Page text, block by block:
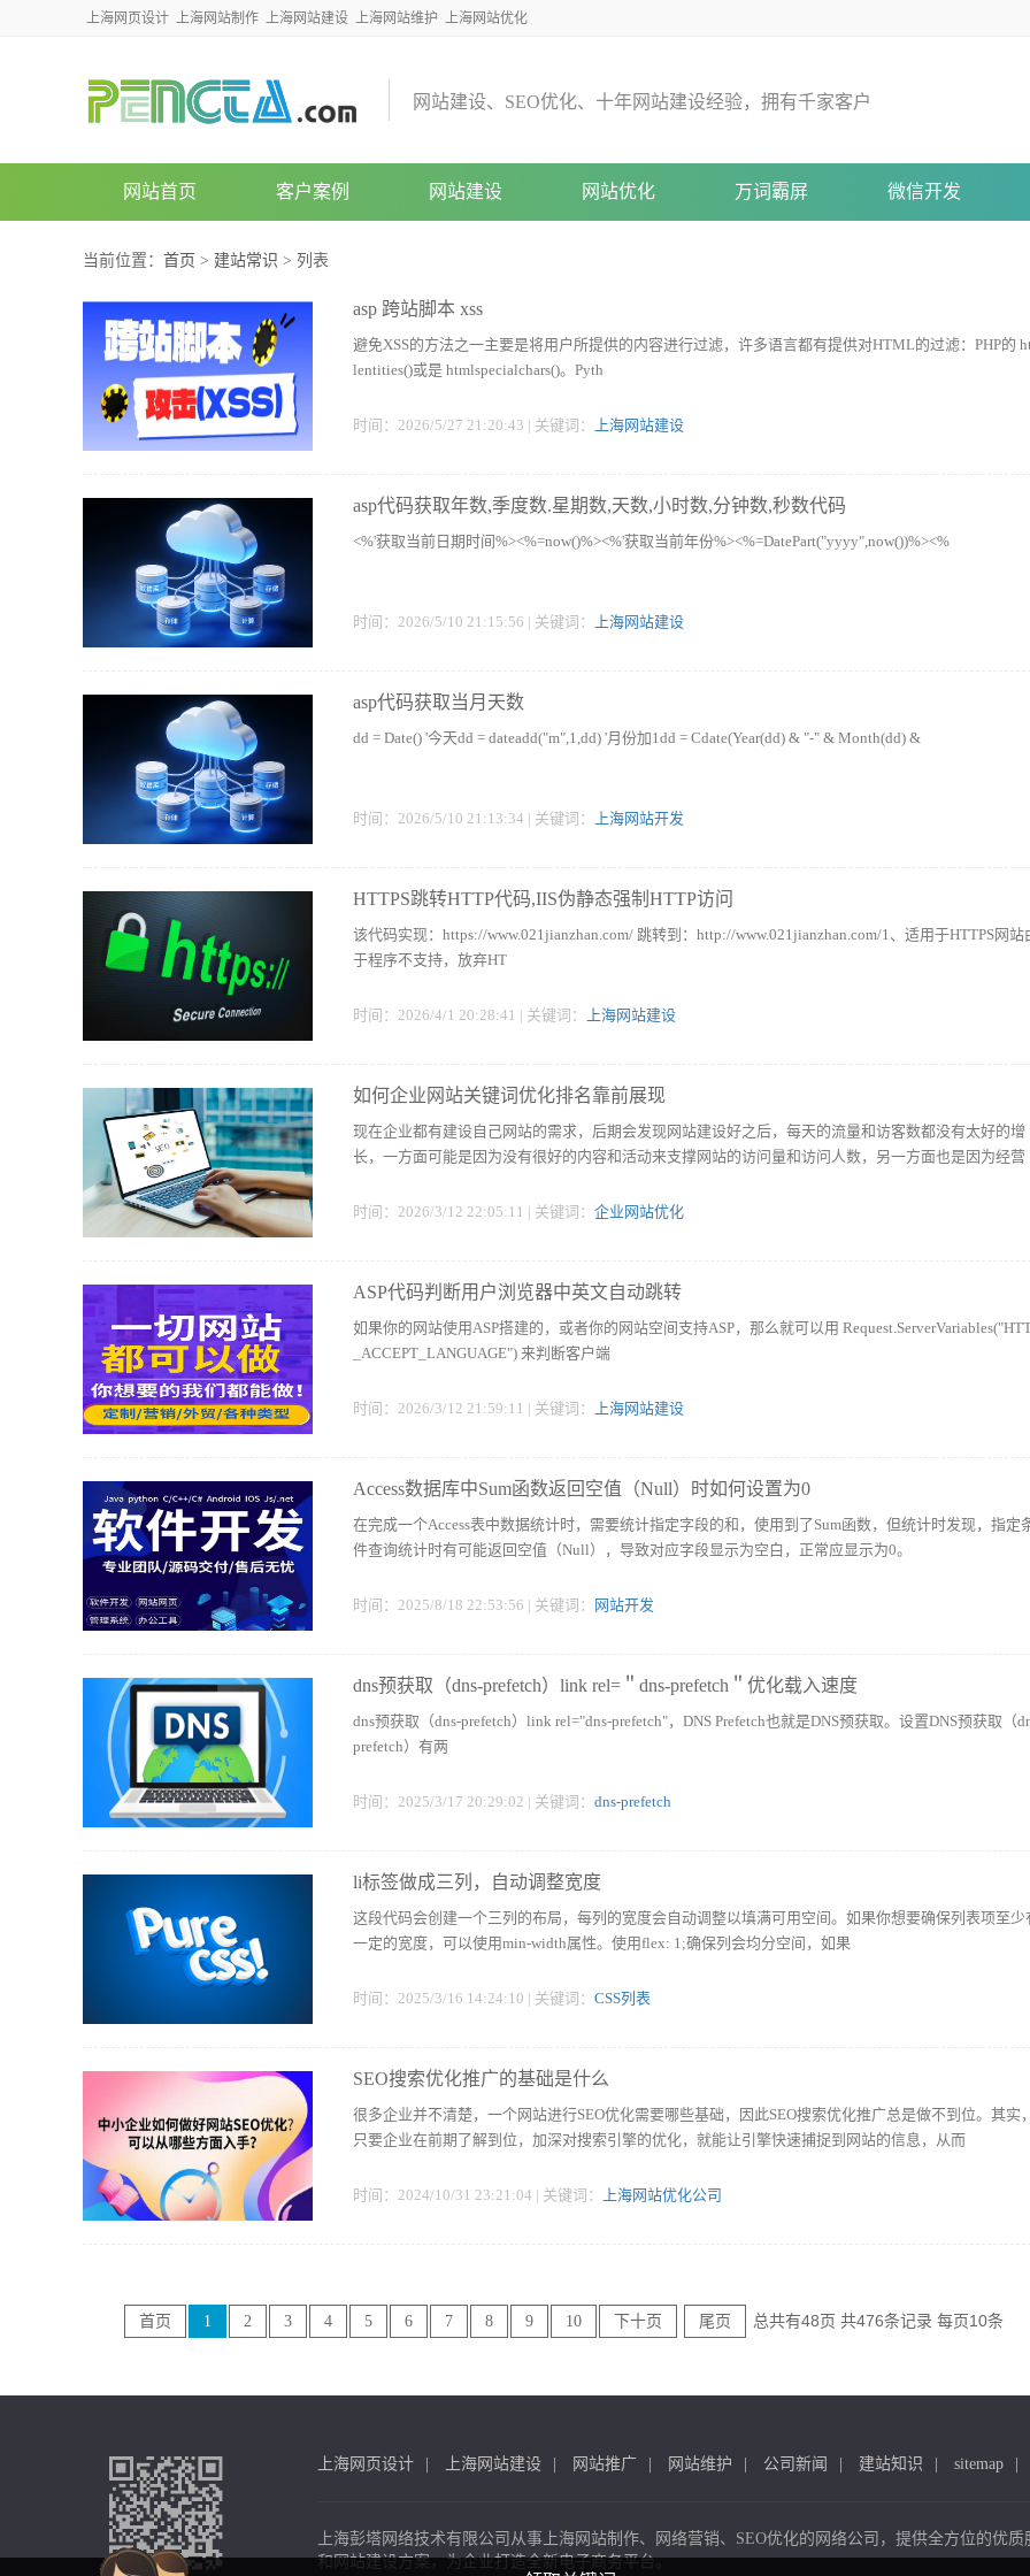
上海网页设计 上海网站制作 上海网站建设 上海网站维护 上海网站优化
网 站建设、 SEO优化、 十年网 站建设经验， 拥有千家客户
网站首页 客户案例 网站建设 网站优化 万词霸屏 微信开发
当前位置： 首页 > 建站常识 > 列表
asp 跨站脚本 xss
避免XSS的方法之一主要是将用户所提供的内容进行过滤，许多语言都有提供对HTML的过滤：PHP的
lentities()或是 htmlspecialchars()。Pyth
时间：2026/5/27 21:20:43 | 关键词： 上海网站建设
asp代码获取年数,季度数.星期数,天数,小时数,分钟数,秒数代码
<%'获取当前日期时间%><%=now()%><%'获取当前年份%><%=DatePart("yyyy",now())%><%
时间：2026/5/10 21:15:56 | 关键词： 上海网站建设
asp代码获取当月天数
dd = Date() '今天dd = dateadd("m",1,dd) '月份加1dd = Cdate(Year(dd) & "-" & Month(dd) &
时间：2026/5/10 21:13:34 | 关键词： 上海网站开发
HTTPS跳转HTTP代码,IIS伪静态强制HTTP访问
该代码实现：https://www.021jianzhan.com/ 跳转到：http://www.021jianzhan.com/1、适用于HTTPS网站
于程序不支持，放弃HT
时间：2026/4/1 20:28:41 | 关键词： 上海网站建设
如何企业网站关键词优化排名靠前展现
现在企业都有建设自己网站的需求，后期会发现网站建设好之后，每天的流量和访客数都没有太好的增
长，一方面可能是因为没有很好的内容和活动来支撑网站的访问量和访问人数，另一方面也是因为经营
时间：2026/3/12 22:05:11 | 关键词：企业网站优化
ASP代码判断用户浏览器中英文自动跳转
如果你的网站使用ASP搭建的，或者你的网站空间支持ASP，那么就可以用
_ACCEPT_LANGUAGE") 来判断客户端
时间：2026/3/12 21:59:11 | 关键词： 上海网站建设
Access数据库中Sum函数返回空值（Null）时如何设置为0
在完成一个Access表中数据统计时，需要统计指定字段的和，使用到了Sum函数，但统计时发现，指定
件查询统计时有可能返回空值（Null），导致对应字段显示为空白，正常应显示为0。
时间：2025/8/18 22:53:56 | 关键词： 网站开发
dns预获取（dns-prefetch）link rel=＂dns-prefetch＂优化载入速度
dns预获取（dns-prefetch）link rel="dns-prefetch"，DNS Prefetch也就是DNS预获取。设置DNS预获取（
prefetch）有两
时间：2025/3/17 20:29:02 | 关键词：dns-prefetch
li标签做成三列，自动调整宽度
这段代码会创建一个三列的布局，每列的宽度会自动调整以填满可用空间。如果你想要确保列表项至少
一定的宽度，可以使用min-width属性。使用flex: 1;确保列会均分空间，如果
时间：2025/3/16 14:24:10 | 关键词：CSS列表
SEO搜索优化推广的基础是什么
很多企业并不清楚，一个网站进行SEO优化需要哪些基础，因此SEO搜索优化推广总是做不到位。其实
只要企业在前期了解到位，加深对搜索引擎的优化，就能让引擎快速捕捉到网站的信息，从而
时间：2024/10/31 23:21:04 | 关键词： 上海网站优化公司
首页 1 2 3 4 5 6 7 8 9 10 下十页 尾页 总共有48页 共476条记录 每页10条
上海网页设计 上海网站建设 网站推广 网站维护 公司新闻 建站知识 sitemap
上海彭塔网络技术有限公司从事上海网站制作、网络营销、SEO优化的网络公司，提供全方位的优质
和网站建设方案，为企业打造全新电子商务平台。